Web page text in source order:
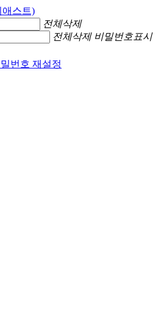
전체삭제
전체삭제 비밀번호표시
번호 재설정